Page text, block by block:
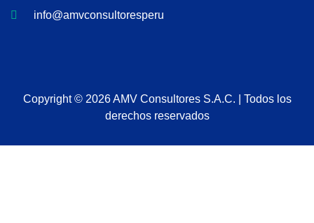
info@amvconsultoresperu.com
Copyright © 2026 AMV Consultores S.A.C. | Todos los
derechos reservados